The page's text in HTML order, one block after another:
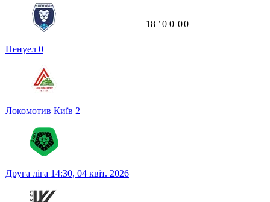
Пенуел 0
Локомотив Київ 2
18 ʼ0 0 00
Друга ліга 14:30, 04 квіт. 2026